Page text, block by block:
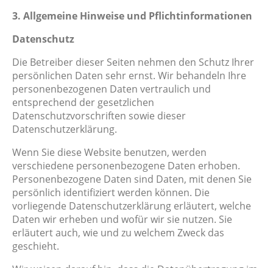
3. Allgemeine Hinweise und Pflichtinformationen
Datenschutz
Die Betreiber dieser Seiten nehmen den Schutz Ihrer
persönlichen Daten sehr ernst. Wir behandeln Ihre
personenbezogenen Daten vertraulich und
entsprechend der gesetzlichen
Datenschutzvorschriften sowie dieser
Datenschutzerklärung.
Wenn Sie diese Website benutzen, werden
verschiedene personenbezogene Daten erhoben.
Personenbezogene Daten sind Daten, mit denen Sie
persönlich identifiziert werden können. Die
vorliegende Datenschutzerklärung erläutert, welche
Daten wir erheben und wofür wir sie nutzen. Sie
erläutert auch, wie und zu welchem Zweck das
geschieht.